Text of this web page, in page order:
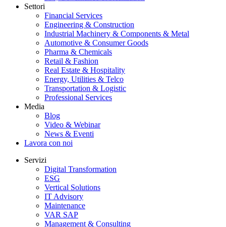
Settori
Financial Services
Engineering & Construction
Industrial Machinery & Components & Metal
Automotive & Consumer Goods
Pharma & Chemicals
Retail & Fashion
Real Estate & Hospitality
Energy, Utilities & Telco
Transportation & Logistic
Professional Services
Media
Blog
Video & Webinar
News & Eventi
Lavora con noi
Servizi
Digital Transformation
ESG
Vertical Solutions
IT Advisory
Maintenance
VAR SAP
Management & Consulting